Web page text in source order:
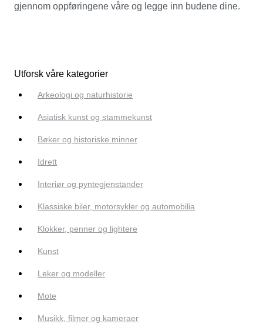
gjennom oppføringene våre og legge inn budene dine.
Utforsk våre kategorier
Arkeologi og naturhistorie
Asiatisk kunst og stammekunst
Bøker og historiske minner
Idrett
Interiør og pyntegjenstander
Klassiske biler, motorsykler og automobilia
Klokker, penner og lightere
Kunst
Leker og modeller
Mote
Musikk, filmer og kameraer